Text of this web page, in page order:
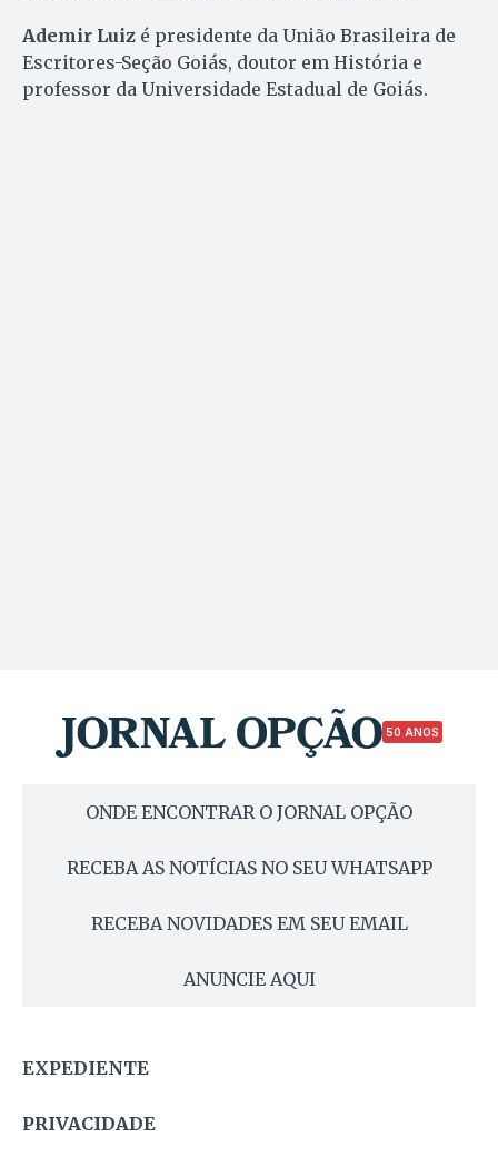
Ademir Luiz é presidente da União Brasileira de
Escritores-Seção Goiás, doutor em História e
professor da Universidade Estadual de Goiás.
50 ANOS
ONDE ENCONTRAR O JORNAL OPÇÃO
RECEBA AS NOTÍCIAS NO SEU WHATSAPP
RECEBA NOVIDADES EM SEU EMAIL
ANUNCIE AQUI
EXPEDIENTE
PRIVACIDADE